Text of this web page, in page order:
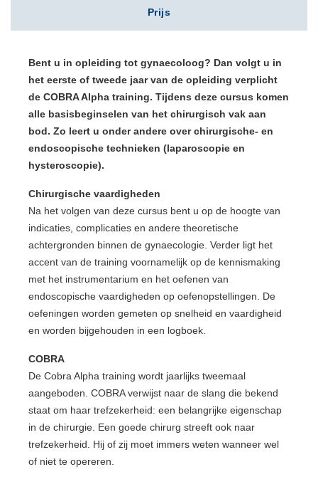
Prijs
Bent u in opleiding tot gynaecoloog? Dan volgt u in
het eerste of tweede jaar van de opleiding verplicht
de COBRA Alpha training. Tijdens deze cursus komen
alle basisbeginselen van het chirurgisch vak aan
bod. Zo leert u onder andere over chirurgische- en
endoscopische technieken (laparoscopie en
hysteroscopie).
Chirurgische vaardigheden
Na het volgen van deze cursus bent u op de hoogte van
indicaties, complicaties en andere theoretische
achtergronden binnen de gynaecologie. Verder ligt het
accent van de training voornamelijk op de kennismaking
met het instrumentarium en het oefenen van
endoscopische vaardigheden op oefenopstellingen. De
oefeningen worden gemeten op snelheid en vaardigheid
en worden bijgehouden in een logboek.
COBRA
De Cobra Alpha training wordt jaarlijks tweemaal
aangeboden. COBRA verwijst naar de slang die bekend
staat om haar trefzekerheid: een belangrijke eigenschap
in de chirurgie. Een goede chirurg streeft ook naar
trefzekerheid. Hij of zij moet immers weten wanneer wel
of niet te opereren.